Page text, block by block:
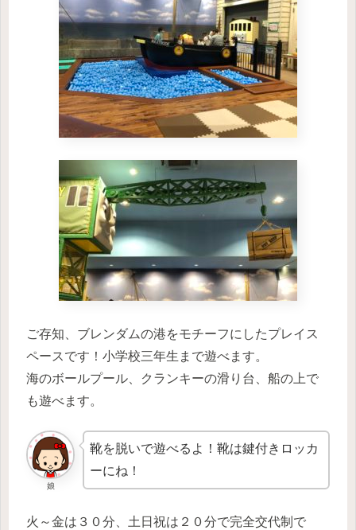
ご存知、ブレンダムの港をモチーフにしたプレイス
ペースです！ 小学校三年生まで遊べます。
海のボールプール、クランキーの滑り台、船の上で
も遊べます。
娘
靴を脱いで遊べるよ！靴は鍵付きロッカ
ーにね！
火～金は３０分、土日祝は２０分で完全交代制で